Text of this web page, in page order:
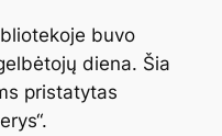
buvo
diena. Šia
pristatytas